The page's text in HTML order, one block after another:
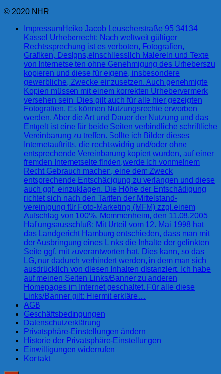
© 2020 NHR
ImpressumHeiko Jacob Leuscherstraße 95 34134
Kassel Urheberrecht: Nach weltweit gültiger
Rechtssprechung ist es verboten, Fotografien,
Grafiken, Designs,einschliesslich Malerein und Texte
von Internetseiten ohne Genehmigung des Urheberszu
kopieren und diese für eigene, insbesondere
gewerbliche, Zwecke einzusetzen. Auch genehmigte
Kopien müssen mit einem korrekten Urhebervermerk
versehen sein. Dies gilt auch für alle hier gezeigten
Fotografien. Es können Nutzungsrechte erworben
werden. Aber die Art und Dauer der Nutzung und das
Entgelt ist eine für beide Seiten verbindliche schriftliche
Vereinbarung zu treffen. Sollte ich Bilder dieses
Internetauftritts, die rechtswidrig und/oder ohne
entsprechende Vereinbarung kopiert wurden, auf einer
fremden Internetseite finden,werde ich vonmeinem
Recht Gebrauch machen, eine dem Zweck
entsprechende Entschädigung zu verlangen und diese
auch ggf. einzuklagen. Die Höhe der Entschädigung
richtet sich nach den Tarifen der Mittelstand-
vereinigung für Foto-Marketing (MFM) zzgl.einem
Aufschlag von 100%. Mommenheim, den 11.08.2005
Haftungsausschluß: Mit Urteil vom 12. Mai 1998 hat
das Landgericht Hamburg entschieden, dass man mit
der Ausbringung eines Links die Inhalte der gelinkten
Seite ggf. mit zuverantworten hat. Dies kann, so das
LG, nur dadurch verhindert werden, in dem man sich
ausdrücklich von diesen Inhalten distanziert. Ich habe
auf meinen Seiten Links/Banner zu anderen
Homepages im Internet geschaltet. Für alle diese
Links/Banner gilt: Hiermit erkläre…
AGB
Geschäftsbedingungen
Datenschutzerklärung
Privatsphäre-Einstellungen ändern
Historie der Privatsphäre-Einstellungen
Einwilligungen widerrufen
Kontakt